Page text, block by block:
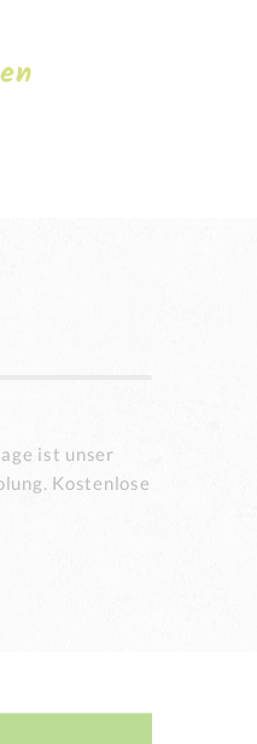
ist unser
Kostenlose